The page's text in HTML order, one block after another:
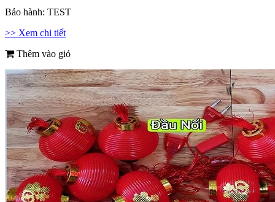
Bảo hành: TEST
>> Xem chi tiết
Thêm vào giỏ